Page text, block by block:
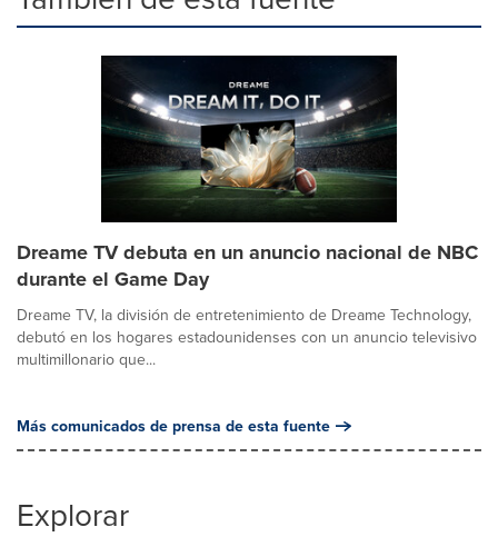
Dreame TV debuta en un anuncio nacional de NBC
durante el Game Day
Dreame TV, la división de entretenimiento de Dreame Technology,
debutó en los hogares estadounidenses con un anuncio televisivo
multimillonario que...
Más comunicados de prensa de esta fuente
Explorar